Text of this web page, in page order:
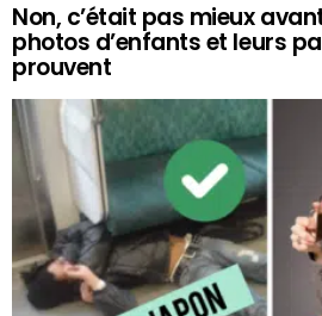
Non, c’était pas mieux
photos d’enfants et leurs
prouvent